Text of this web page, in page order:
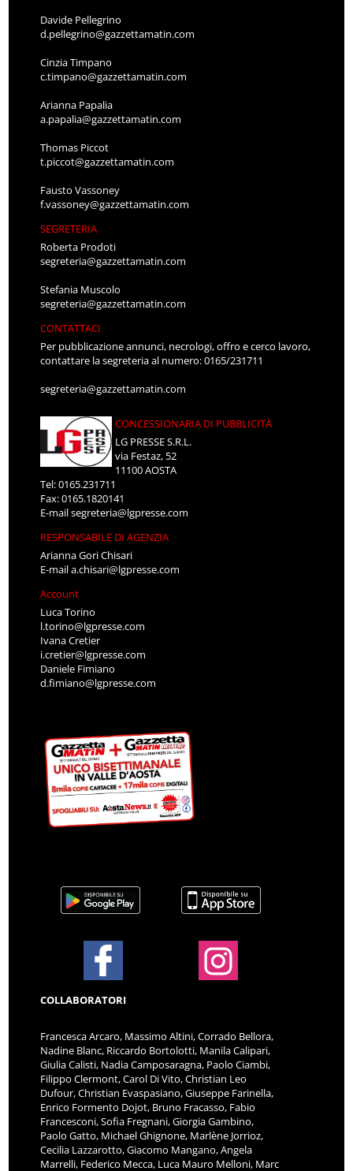
Davide Pellegrino
d.pellegrino@gazzettamatin.com
Cinzia Timpano
c.timpano@gazzettamatin.com
Arianna Papalia
a.papalia@gazzettamatin.com
Thomas Piccot
t.piccot@gazzettamatin.com
Fausto Vassoney
f.vassoney@gazzettamatin.com
SEGRETERIA
Roberta Prodoti
segreteria@gazzettamatin.com
Stefania Muscolo
segreteria@gazzettamatin.com
CONTATTACI
Per pubblicazione annunci, necrologi, offro e cerco lavoro,
contattare la segreteria al numero: 0165/231711
segreteria@gazzettamatin.com
CONCESSIONARIA DI PUBBLICITÀ
LG PRESSE S.R.L.
via Festaz, 52
11100 AOSTA
Tel: 0165.231711
Fax: 0165.1820141
E-mailsegreteria@lgpresse.com
RESPONSABILE DI AGENZIA
Arianna Gori Chisari
E-maila.chisari@lgpresse.com
Account
Luca Torino
l.torino@lgpresse.com
Ivana Cretier
i.cretier@lgpresse.com
Daniele Fimiano
d.fimiano@lgpresse.com
COLLABORATORI
Francesca Arcaro, Massimo Altini, Corrado Bellora,
Nadine Blanc, Riccardo Bortolotti, Manila Calipari,
Giulia Calisti, Nadia Camposaragna, Paolo Ciambi,
Filippo Clermont, Carol Di Vito, Christian Leo
Dufour, Christian Evaspasiano, Giuseppe Farinella,
Enrico Formento Dojot, Bruno Fracasso, Fabio
Francesconi, Sofia Fregnani, Giorgia Gambino,
Paolo Gatto, Michael Ghignone, Marlène Jorrioz,
Cecilia Lazzarotto, Giacomo Mangano, Angela
Marrelli, Federico Mecca, Luca Mauro Melloni, Marc